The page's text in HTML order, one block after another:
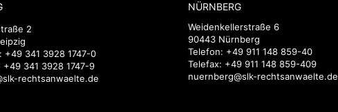
2
+49 341 3928 1747-0
+49 341 3928 1747-9
rechtsanwaelte.de
NÜRNBERG
Weidenkellerstraße 6
90443 Nürnberg
Telefon: +49 911 148 859-40
Telefax: +49 911 148 859-409
nuernberg@slk-rechtsanwaelte.de